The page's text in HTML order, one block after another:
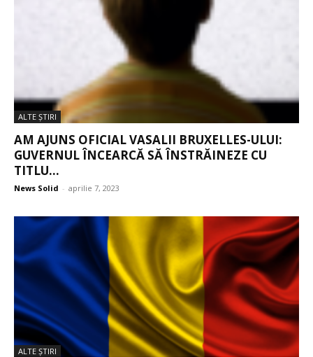
ALTE ŞTIRI
AM AJUNS OFICIAL VASALII BRUXELLES-ULUI:
GUVERNUL ÎNCEARCĂ SĂ ÎNSTRĂINEZE CU
TITLU...
News Solid - aprilie 7, 2023
ALTE ŞTIRI